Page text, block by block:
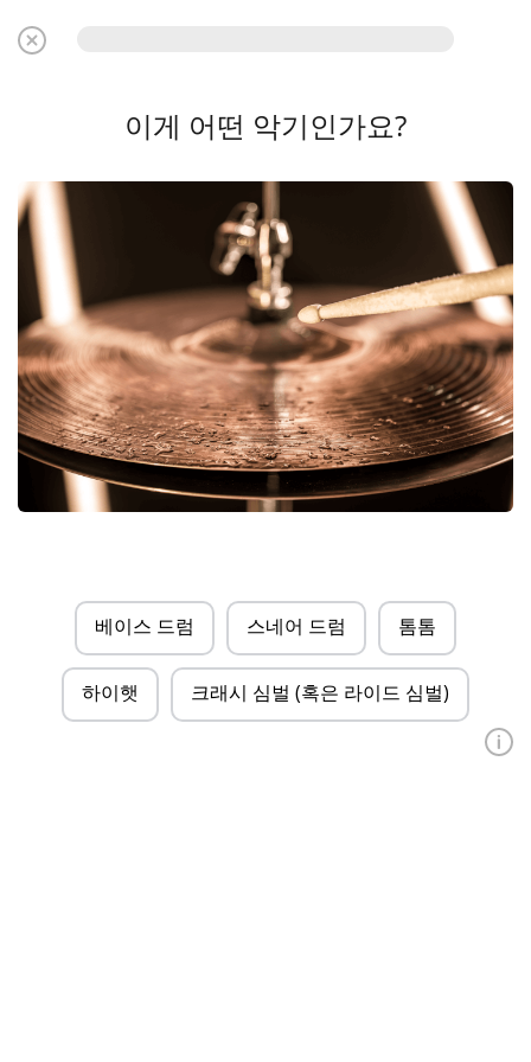
이게 어떤 악기인가요?
베이스 드럼 스네어 드럼 톰톰
하이햇 크래시 심벌 (혹은 라이드 심벌)